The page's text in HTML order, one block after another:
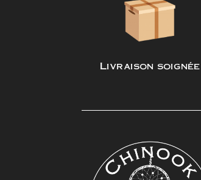
Livraison soignée